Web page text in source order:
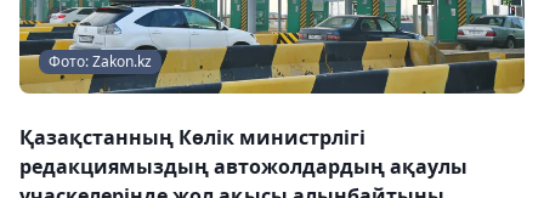
Фото: Zakon.kz
Қазақстанның Көлік министрлігі
редакциямыздың автожолдардың ақаулы